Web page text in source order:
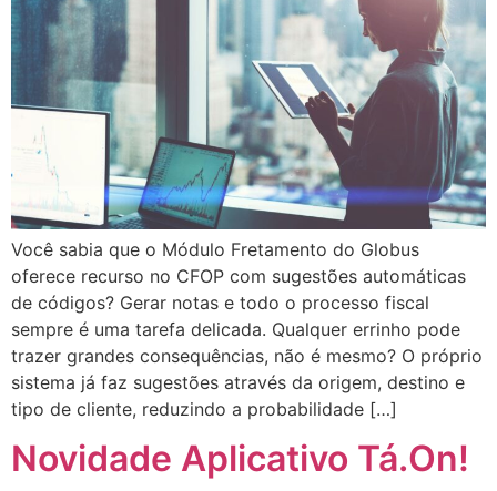
Você sabia que o Módulo Fretamento do Globus
oferece recurso no CFOP com sugestões automáticas
de códigos? Gerar notas e todo o processo fiscal
sempre é uma tarefa delicada. Qualquer errinho pode
trazer grandes consequências, não é mesmo? O próprio
sistema já faz sugestões através da origem, destino e
tipo de cliente, reduzindo a probabilidade […]
Novidade Aplicativo Tá.On!